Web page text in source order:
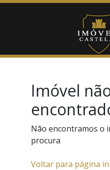
Imóvel
Não encontramos o
procura
Voltar para página